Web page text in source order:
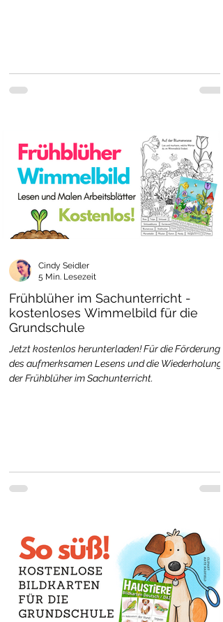
Frühblüher im Sachunterricht -
kostenloses Wimmelbild für die
Grundschule
Jetzt kostenlos herunterladen! Für die Förderung
des aufmerksamen Lesens und die Wiederholung
der Frühblüher im Sachunterricht.
Cindy Seidler
5 Min. Lesezeit